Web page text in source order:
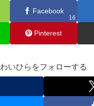
Facebook
16
Pinterest
わいひらをフォローする